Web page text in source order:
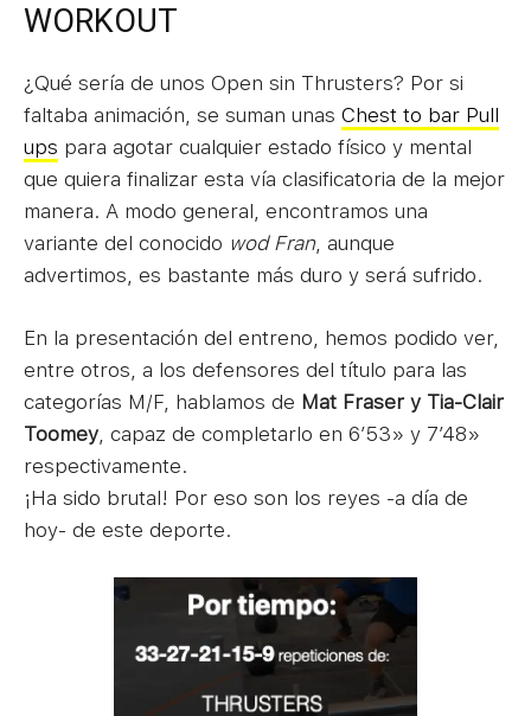
WORKOUT
¿Qué sería de unos Open sin Thrusters? Por si
faltaba animación, se suman unas Chest to bar Pull
ups para agotar cualquier estado físico y mental
que quiera finalizar esta vía clasificatoria de la mejor
manera. A modo general, encontramos una
variante del conocido wod Fran , aunque
advertimos, es bastante más duro y será sufrido.
En la presentación del entreno, hemos podido ver,
entre otros, a los defensores del título para las
categorías M/F, hablamos de Mat Fraser y Tia-Clair
Toomey , capaz de completarlo en 6’53» y 7’48»
respectivamente.
¡Ha sido brutal! Por eso son los reyes -a día de
hoy- de este deporte.